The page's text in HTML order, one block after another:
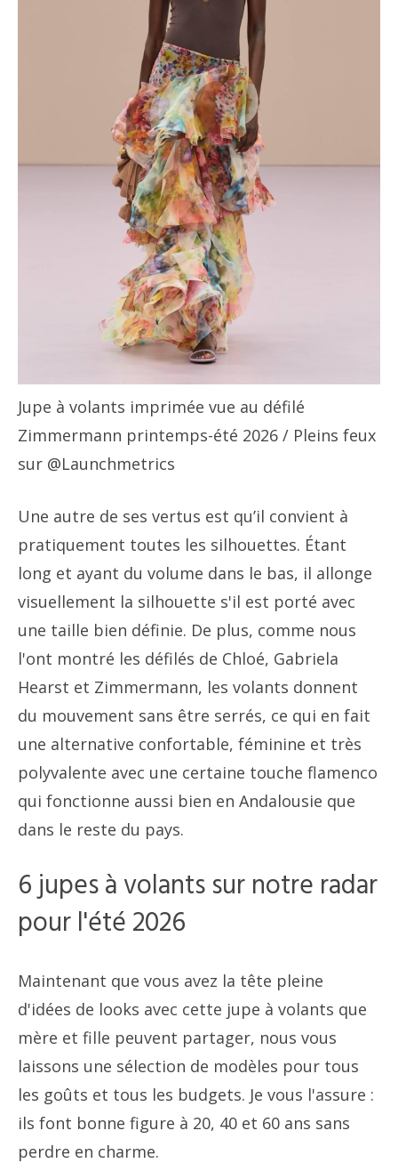
Jupe à volants imprimée vue au défilé
Zimmermann printemps-été 2026 / Pleins feux
sur @Launchmetrics
Une autre de ses vertus est qu’il convient à
pratiquement toutes les silhouettes. Étant
long et ayant du volume dans le bas, il allonge
visuellement la silhouette s'il est porté avec
une taille bien définie. De plus, comme nous
l'ont montré les défilés de Chloé, Gabriela
Hearst et Zimmermann, les volants donnent
du mouvement sans être serrés, ce qui en fait
une alternative confortable, féminine et très
polyvalente avec une certaine touche flamenco
qui fonctionne aussi bien en Andalousie que
dans le reste du pays.
6 jupes à volants sur notre radar
pour l'été 2026
Maintenant que vous avez la tête pleine
d'idées de looks avec cette jupe à volants que
mère et fille peuvent partager, nous vous
laissons une sélection de modèles pour tous
les goûts et tous les budgets. Je vous l'assure :
ils font bonne figure à 20, 40 et 60 ans sans
perdre en charme.